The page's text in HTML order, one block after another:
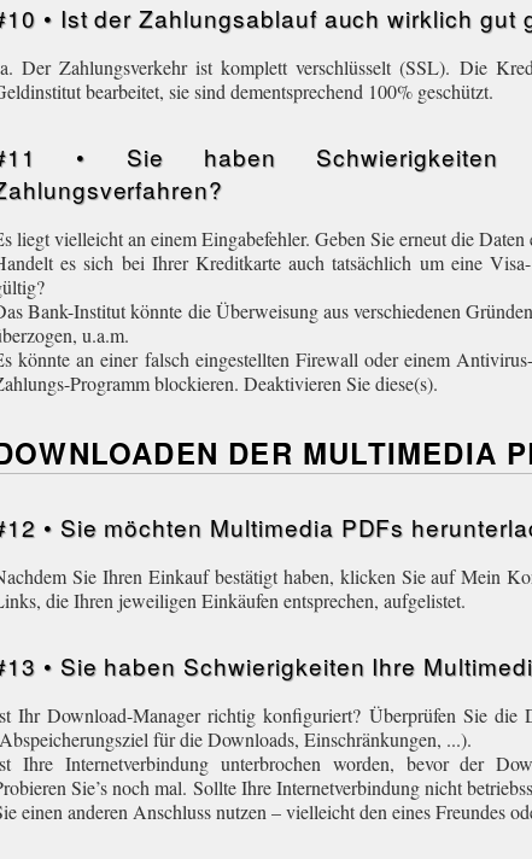
• Ist der Zahlungsablauf auch wirklich gut
Der Zahlungsverkehr ist komplett verschlüsselt (SSL). Die
bearbeitet, sie sind dementsprechend 100% geschützt.
• Sie haben Schwierigkeiten
liegt vielleicht an einem Eingabefehler. Geben Sie erneut die Daten
es sich bei Ihrer Kreditkarte auch tatsächlich um eine
Bank-Institut könnte die Überweisung aus verschiedenen
u.a.m.
könnte an einer falsch eingestellten Firewall oder einem
Programm blockieren. Deaktivieren Sie diese(s).
DER MULTIMEDIA
• Sie möchten Multimedia PDFs
Sie Ihren Einkauf bestätigt haben, klicken Sie auf Mein
die Ihren jeweiligen Einkäufen entsprechen, aufgelistet.
• Sie haben Schwierigkeiten Ihre
Ihr Download-Manager richtig konfiguriert? Überprüfen Sie die
für die Downloads, Einschränkungen, ...).
Ihre Internetverbindung unterbrochen worden, bevor der
Sie’s noch mal. Sollte Ihre Internetverbindung nicht
einen anderen Anschluss nutzen – vielleicht den eines Freundes